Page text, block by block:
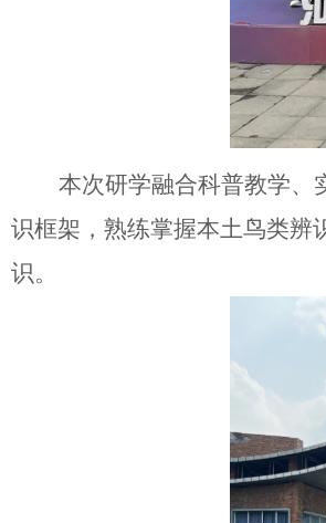
本次研学融合科普教学、
识框架，熟练掌握本土鸟类辨
识。